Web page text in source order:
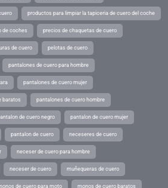
productos para limpiar la tapiceria de cuero del coche
de coches precios de chaquetas de cuero
de cuero pelotas de cuero
pantalones de cuero para hombre
pantalones de cuero mujer
baratos pantalones de cuero hombre
de cuero negro pantalon de cuero mujer
pantalon de cuero neceseres de cuero
neceser de cuero para hombre
neceser de cuero muñequeras de cuero
de cuero para moto monos de cuero baratos